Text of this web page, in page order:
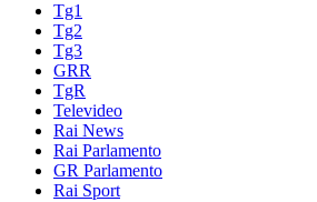
Tg1
Tg2
Tg3
GRR
TgR
Televideo
Rai News
Rai Parlamento
GR Parlamento
Rai Sport